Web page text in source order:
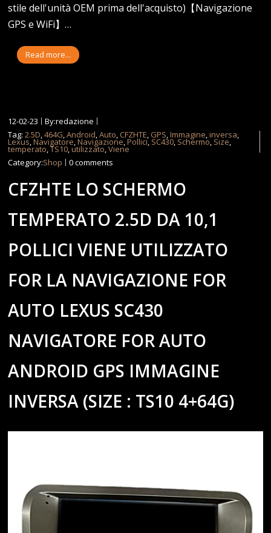
stile dell'unità OEM prima dell'acquisto)【Navigazione
GPS e WiFi】…
Read more...
12-02-23
By:redazione
Tag:2.5D,464G,Android,Auto, CFZHTE, GPS,Immagine,inversa,
Lexus,Navigatore,Navigazione,Pollici, SC430, Schermo, Size,
temperato,TS10,utilizzato,Viene
Category:Shop 0 comments
CFZHTE LO SCHERMO
TEMPERATO 2.5D DA 10,1
POLLICI VIENE UTILIZZATO
FOR LA NAVIGAZIONE FOR
AUTO LEXUS SC430
NAVIGATORE FOR AUTO
ANDROID GPS IMMAGINE
INVERSA (SIZE : TS10 4+64G)